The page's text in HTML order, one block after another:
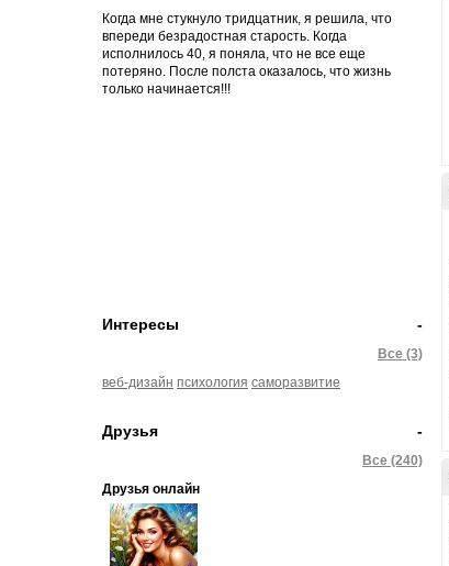
Когда мне стукнуло тридцатник, я решила, что
впереди безрадостная старость. Когда
исполнилось 40, я поняла, что не все еще
потеряно. После полста оказалось, что жизнь
только начинается!!!
-
Интересы
Все (3)
веб-дизайн психология саморазвитие
-
Друзья
Все (240)
Друзья онлайн